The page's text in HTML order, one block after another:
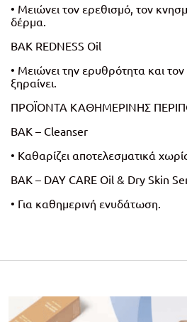
• Μειώνει τον ερεθισμό, τον
δέρμα.
BAK REDNESS Oil
• Μειώνει την ερυθρότητα και
ξηραίνει.
ΠΡΟΪΟΝΤΑ ΚΑΘΗΜΕΡΙΝΗΣ
BAK – Cleanser
• Καθαρίζει αποτελεσματικά
BAK – DAY CARE Oil & Dry Skin
• Για καθημερινή ενυδάτωση.